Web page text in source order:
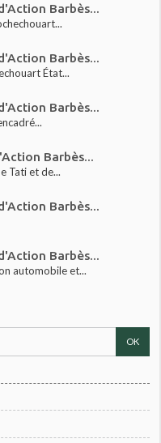
Barbès...
Barbès...
État...
Barbès...
Barbès...
Tati et de...
Barbès...
Barbès...
automobile et...